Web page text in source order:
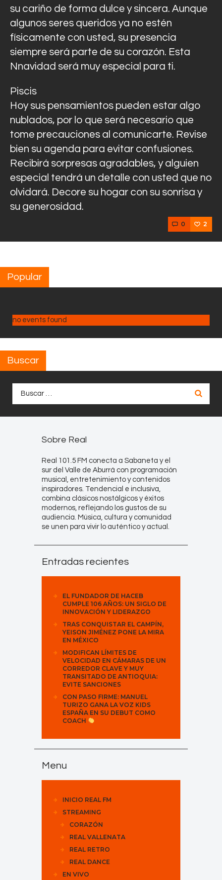
su cariño de forma dulce y sincera. Aunque
algunos seres queridos ya no estén
físicamente con usted, su presencia
siempre será parte de su corazón. Esta
Nnavidad será muy especial para ti.
Piscis
Hoy sus pensamientos pueden estar algo
nublados, por lo que será necesario que
tome precauciones al comunicarte. Revise
bien su agenda para evitar confusiones.
Recibirá sorpresas agradables, y alguien
especial tendrá un detalle con usted que no
olvidará. Decore su hogar con su sonrisa y
su generosidad.
0 2
Popular
no events found
Buscar
Sobre Real
Real 101.5 FM conecta a Sabaneta y el
sur del Valle de Aburrá con programación
musical, entretenimiento y contenidos
inspiradores. Tendencial e inclusiva,
combina clásicos nostálgicos y éxitos
modernos, reflejando los gustos de su
audiencia. Música, cultura y comunidad
se unen para vivir lo auténtico y actual.
Entradas recientes
EL FUNDADOR DE HACEB
CUMPLE 106 AÑOS: UN SIGLO DE
INNOVACIÓN Y LIDERAZGO
TRAS CONQUISTAR EL CAMPÍN,
YEISON JIMÉNEZ PONE LA MIRA
EN MÉXICO
MODIFICAN LÍMITES DE
VELOCIDAD EN CÁMARAS DE UN
CORREDOR CLAVE Y MUY
TRANSITADO DE ANTIOQUIA:
EVITE SANCIONES
CON PASO FIRME: MANUEL
TURIZO GANA LA VOZ KIDS
ESPAÑA EN SU DEBUT COMO
COACH
Menu
INICIO REAL FM
STREAMING
CORAZÓN
REAL VALLENATA
REAL RETRO
REAL DANCE
EN VIVO